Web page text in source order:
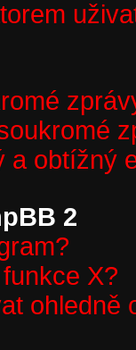
a obtížný
2
X?